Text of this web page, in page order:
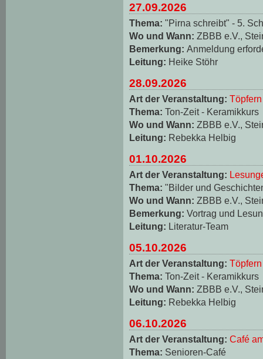
27.09.2026
Thema: "Pirna schreibt" - 5.
Wo und Wann: ZBBB e.V.,
Bemerkung: Anmeldung
Leitung: Heike Stöhr
28.09.2026
Art der Veranstaltung: Töpfern
Thema: Ton-Zeit - Keramikkurs
Wo und Wann: ZBBB e.V.,
Leitung: Rebekka Helbig
01.10.2026
Art der Veranstaltung:
Thema: "Bilder und
Wo und Wann: ZBBB e.V.,
Bemerkung: Vortrag und
Leitung: Literatur-Team
05.10.2026
Art der Veranstaltung: Töpfern
Thema: Ton-Zeit - Keramikkurs
Wo und Wann: ZBBB e.V.,
Leitung: Rebekka Helbig
06.10.2026
Art der Veranstaltung: Café
Thema: Senioren-Café